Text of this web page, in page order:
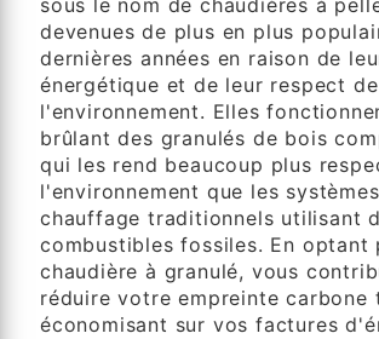
sous le nom de chaudières à
devenues de plus en plus
dernières années en raison de
énergétique et de leur respect de
l'environnement. Elles
brûlant des granulés de bois
qui les rend beaucoup plus
l'environnement que les
chauffage traditionnels utilisant
combustibles fossiles. En optant
chaudière à granulé, vous
réduire votre empreinte carbone
économisant sur vos factures